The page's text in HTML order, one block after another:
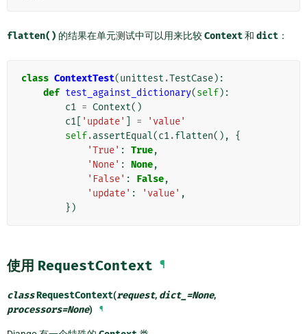
flatten() 的结果在单元测试中可以用来比较Context和 dict ：
class ContextTest(unittest .TestCase):
def test_against_dictionary(self):
c1 = Context()
c1
'update' =
'value'
self.assertEqual(c1.flatten(),
{
'True' : True,
'None' : None,
'False' : False,
'update' : 'value' ,
})
使用 RequestContext ¶
classRequestContext(request, dict_ =None,
processors=None) ¶